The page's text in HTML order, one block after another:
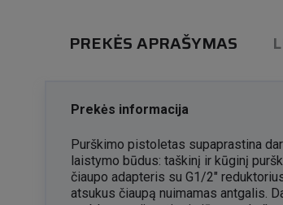
PREKĖS APRAŠYMAS
Prekės informacija
Purškimo pistoletas supaprastina
laistymo būdus: taškinį ir kūginį
čiaupo adapteris su G1/2"
atsukus čiaupą nuimamas antgalis.